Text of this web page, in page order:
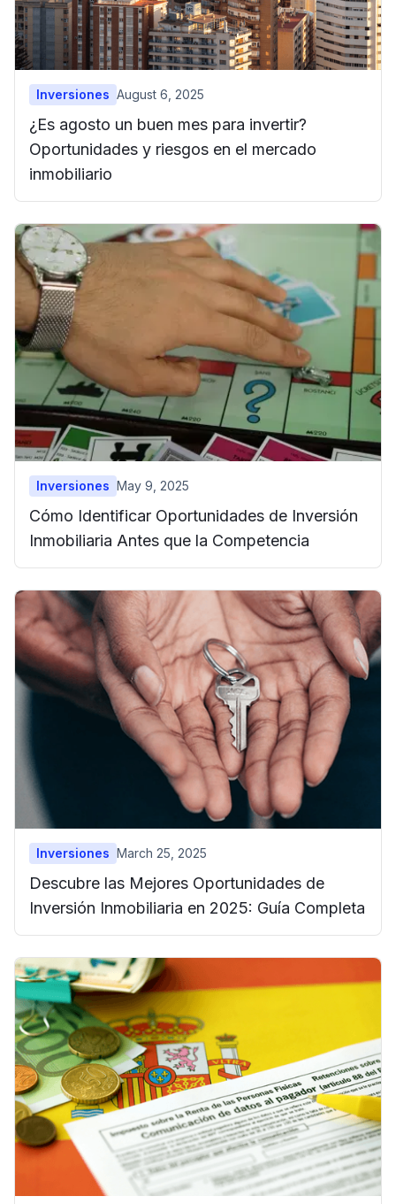
Inversiones August 6, 2025
¿Es agosto un buen mes para invertir?
Oportunidades y riesgos en el mercado
inmobiliario
Inversiones May 9, 2025
Cómo Identificar Oportunidades de Inversión
Inmobiliaria Antes que la Competencia
Inversiones March 25, 2025
Descubre las Mejores Oportunidades de
Inversión Inmobiliaria en 2025: Guía Completa